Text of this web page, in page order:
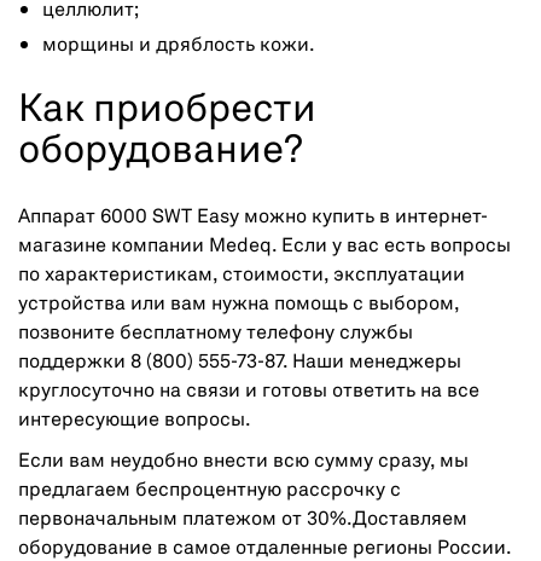
целлюлит;
морщины и дряблость кожи.
Как приобрести
оборудование?
Аппарат 6000 SWT Easy можно купить в интернет-
магазине компании Medeq. Если у вас есть вопросы
по характеристикам, стоимости, эксплуатации
устройства или вам нужна помощь с выбором,
позвоните бесплатному телефону службы
поддержки 8 (800) 555-73-87. Наши менеджеры
круглосуточно на связи и готовы ответить на все
интересующие вопросы.
Если вам неудобно внести всю сумму сразу, мы
предлагаем беспроцентную рассрочку с
первоначальным платежом от 30%.Доставляем
оборудование в самое отдаленные регионы России.